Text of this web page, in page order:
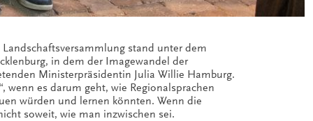
stand unter dem
in dem der Imagewandel der
Ministerpräsidentin Julia Willie Hamburg.
wenn es darum geht, wie Regionalsprachen
würden und lernen könnten. Wenn die
soweit, wie man inzwischen sei.